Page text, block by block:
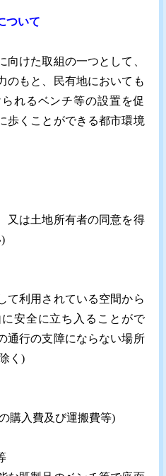
ついて
けた取組の一つとして、
のもと、民有地においても
れるベンチ等の設置を促
歩くことができる都市環境
又は土地所有者の同意を得
て利用されている空間から
安全に立ち入ることがで
通行の支障にならない場所
く)
購入費及び運搬費等)